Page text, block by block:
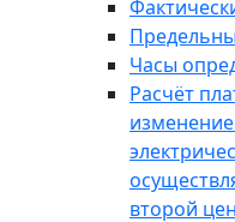
Часы
Расчёт
второй